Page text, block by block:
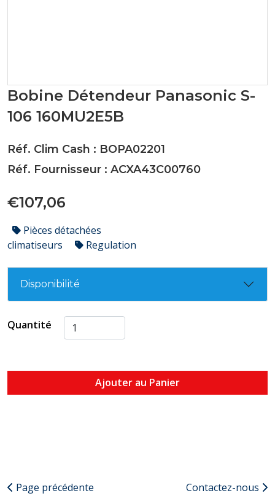
Bobine Détendeur Panasonic S-
106 160MU2E5B
Réf. Clim Cash : BOPA02201
Réf. Fournisseur : ACXA43C00760
€107,06
Pièces détachées
climatiseurs
Regulation
Disponibilité
Quantité
Ajouter au Panier
Page précédente Contactez-nous